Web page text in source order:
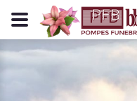
Panneau de gestion des cookies